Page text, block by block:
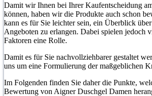
Damit wir Ihnen bei Ihrer Kaufentscheidung
können, haben wir die Produkte auch schon
kann es für Sie leichter sein, ein Überblick
Angeboten zu erlangen. Dabei spielen jedoch
Faktoren eine Rolle.
Damit es für Sie nachvollziehbarer gestaltet
uns um eine Formulierung der maßgeblichen
Im Folgenden finden Sie daher die Punkte,
Bewertung von Aigner Duschgel Damen